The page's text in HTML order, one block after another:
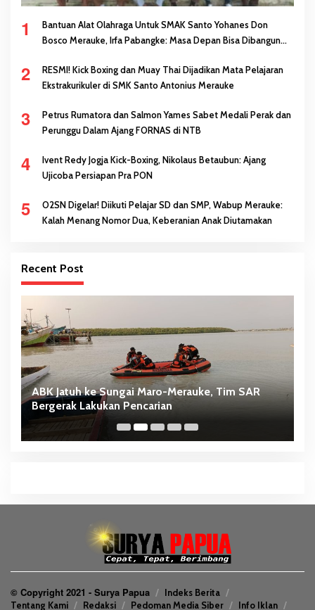
1
Bantuan Alat Olahraga Untuk SMAK Santo Yohanes Don
Bosco Merauke, Irfa Pabangke: Masa Depan Bisa Dibangun
2
RESMI! Kick Boxing dan Muay Thai Dijadikan Mata Pelajaran
Ekstrakurikuler di SMK Santo Antonius Merauke
3
Petrus Rumatora dan Salmon Yames Sabet Medali Perak dan
Perunggu Dalam Ajang FORNAS di NTB
4
Ivent Redy Jogja Kick-Boxing, Nikolaus Betaubun: Ajang
Ujicoba Persiapan Pra PON
5
O2SN Digelar! Diikuti Pelajar SD dan SMP, Wabup Merauke:
Kalah Menang Nomor Dua, Keberanian Anak Diutamakan
Recent Post
ABK Jatuh ke Sungai Maro-Merauke, Tim SAR
Bergerak Lakukan Pencarian
© Copyright 2021 - Surya Papua
Indeks Berita
Tentang Kami
Redaksi Pedoman Media Siber Info Iklan